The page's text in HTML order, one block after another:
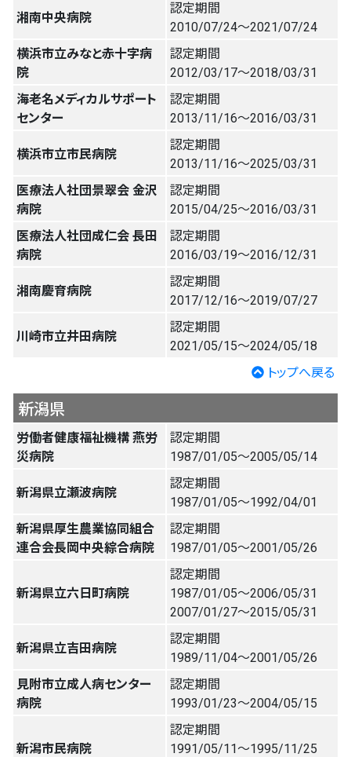
湘南中央病院
認定期間
2010/07/24〜2021/07/24
横浜市立みなと赤十字病
院
認定期間
2012/03/17〜2018/03/31
海老名メディカルサポート
センター
認定期間
2013/11/16〜2016/03/31
横浜市立市民病院
認定期間
2013/11/16〜2025/03/31
医療法人社団景翠会 金沢
病院
認定期間
2015/04/25〜2016/03/31
医療法人社団成仁会 長田
病院
認定期間
2016/03/19〜2016/12/31
湘南慶育病院
認定期間
2017/12/16〜2019/07/27
川崎市立井田病院
認定期間
2021/05/15〜2024/05/18
トップへ戻る
新潟県
労働者健康福祉機構 燕労
災病院
認定期間
1987/01/05〜2005/05/14
新潟県立瀬波病院
認定期間
1987/01/05〜1992/04/01
新潟県厚生農業協同組合
連合会長岡中央綜合病院
認定期間
1987/01/05〜2001/05/26
新潟県立六日町病院
認定期間
1987/01/05〜2006/05/31
2007/01/27〜2015/05/31
新潟県立吉田病院
認定期間
1989/11/04〜2001/05/26
見附市立成人病センター
病院
認定期間
1993/01/23〜2004/05/15
新潟市民病院
認定期間
1991/05/11〜1995/11/25